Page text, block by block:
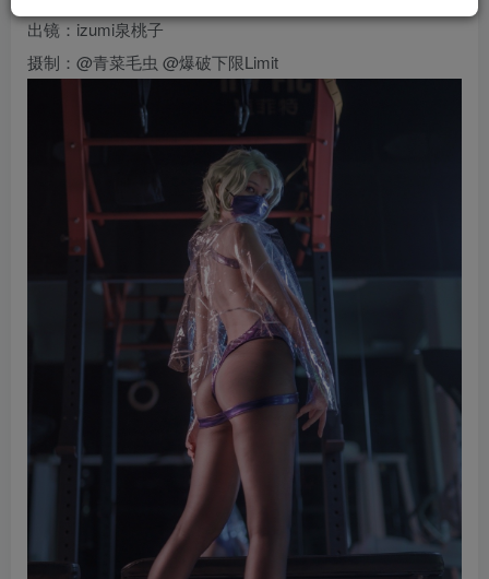
出镜：izumi泉桃子
摄制：@青菜毛虫 @爆破下限Limit